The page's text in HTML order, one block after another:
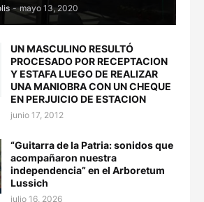
- mayo 13, 2020
UN MASCULINO RESULTÓ
PROCESADO POR RECEPTACION
Y ESTAFA LUEGO DE REALIZAR
UNA MANIOBRA CON UN CHEQUE
EN PERJUICIO DE ESTACION
junio 17, 2012
“Guitarra de la Patria: sonidos que
acompañaron nuestra
independencia” en el Arboretum
Lussich
julio 16, 2026